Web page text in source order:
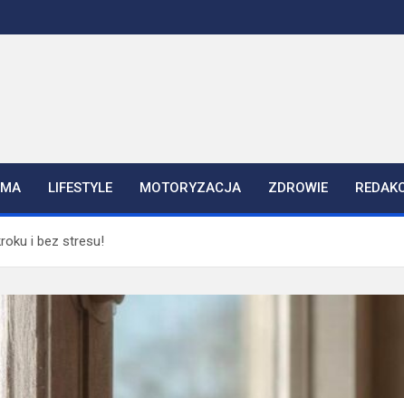
LIFESTYLE MOTORYZACJA ZDROWIE
i bez stresu!